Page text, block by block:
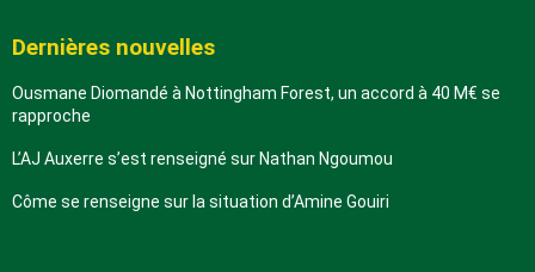
Dernières nouvelles
Ousmane Diomandé à Nottingham Forest, un accord à 40 M€ se
rapproche
L’AJ Auxerre s’est renseigné sur Nathan Ngoumou
Côme se renseigne sur la situation d’Amine Gouiri